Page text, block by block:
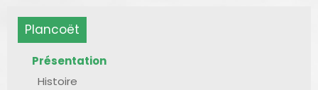
Plancoët
Présentation
Histoire